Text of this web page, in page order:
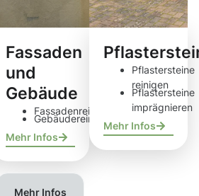
Fassaden
und
Gebäude
Fassadenreinigung
Gebäudereinigung
Mehr Infos
Pflastersteine
reinigen
Pflastersteine
imprägnieren
Mehr Infos
Mehr Infos